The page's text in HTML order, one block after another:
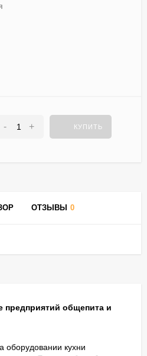
- + КУПИТЬ
ОТЗЫВЫ 0
предприятий общепита и
оборудовании кухни